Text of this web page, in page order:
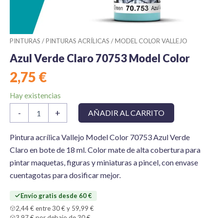
PINTURAS /PINTURAS ACRÍLICAS /MODEL COLOR VALLEJO
Azul Verde Claro 70753 Model Color
2,75 €
Hay existencias
-
Verde
70753
Model
cantidad
+ AÑADIR AL CARRITO
Pintura acrílica Vallejo Model Color 70753 Azul Verde
Claro en bote de 18 ml. Color mate de alta cobertura para
pintar maquetas, figuras y miniaturas a pincel, con envase
cuentagotas para dosificar mejor.
Envío gratis desde 60 €
2,44 € entre 30 € y 59,99 €